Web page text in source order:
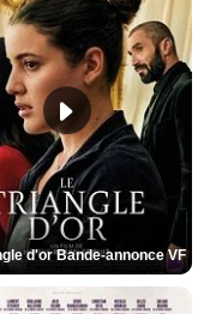
d'or Bande-annonce VF